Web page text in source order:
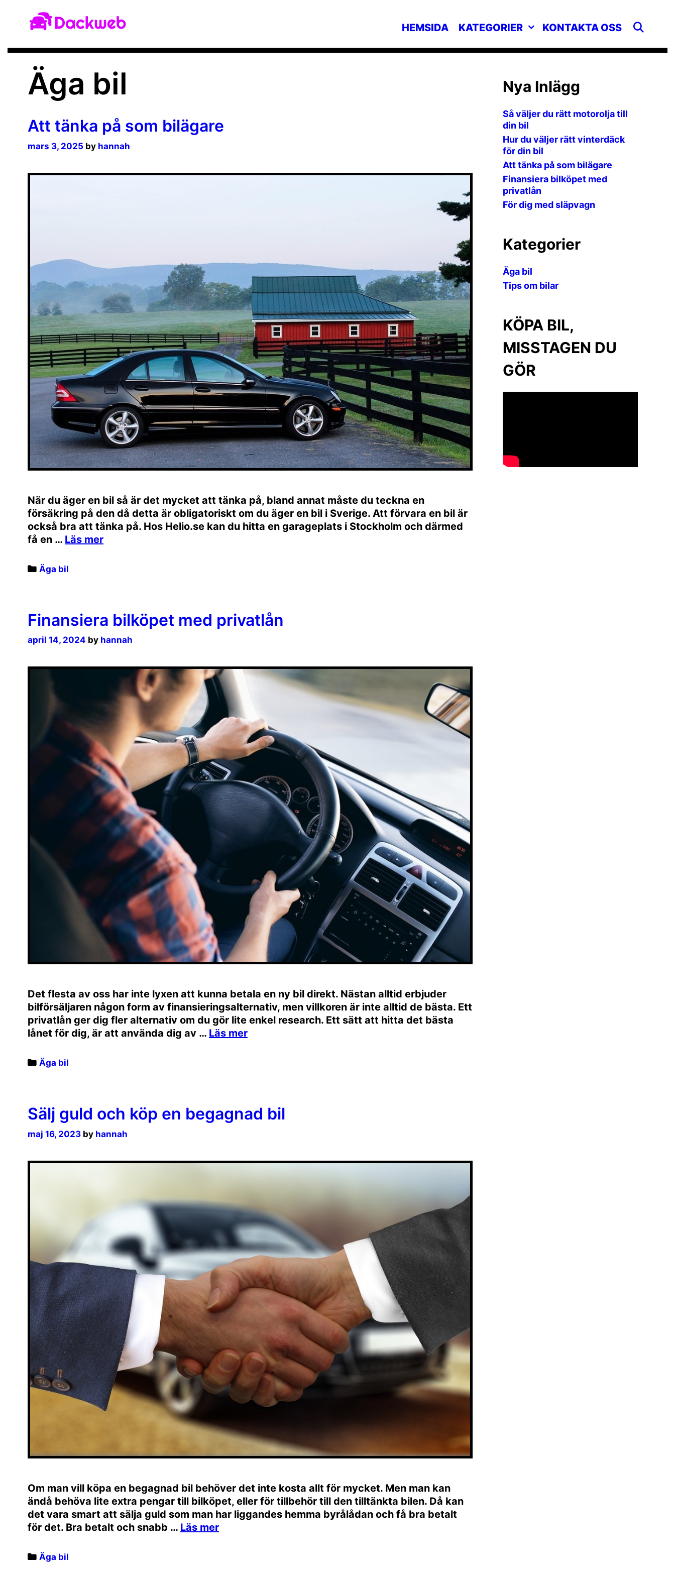
HEMSIDA KATEGORIER KONTAKTA OSS
Äga bil
Att tänka på som bilägare
mars 3, 2025 by hannah
När du äger en bil så är det mycket att tänka på, bland annat måste du teckna en
försäkring på den då detta är obligatoriskt om du äger en bil i Sverige. Att förvara en bil är
också bra att tänka på. Hos Helio.se kan du hitta en garageplats i Stockholm och därmed
få en …
Categories
Äga bil
Finansiera bilköpet med privatlån
april 14, 2024 by hannah
Det flesta av oss har inte lyxen att kunna betala en ny bil direkt. Nästan alltid erbjuder
bilförsäljaren någon form av finansieringsalternativ, men villkoren är inte alltid de bästa. Ett
privatlån ger dig fler alternativ om du gör lite enkel research. Ett sätt att hitta det bästa
lånet för dig, är att använda dig av …
Categories
Äga bil
Sälj guld och köp en begagnad bil
maj 16, 2023 by hannah
Om man vill köpa en begagnad bil behöver det inte kosta allt för mycket. Men man kan
ändå behöva lite extra pengar till bilköpet, eller för tillbehör till den tilltänkta bilen. Då kan
det vara smart att sälja guld som man har liggandes hemma byrålådan och få bra betalt
för det. Bra betalt och snabb …
Categories
Äga bil
Nya Inlägg
Så väljer du rätt motorolja till
din bil
Hur du väljer rätt vinterdäck
för din bil
Att tänka på som bilägare
Finansiera bilköpet med
privatlån
För dig med släpvagn
Kategorier
Äga bil
Tips om bilar
KÖPA BIL,
MISSTAGEN DU
GÖR